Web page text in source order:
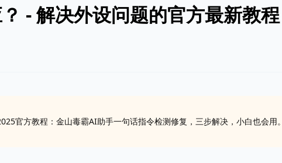
- 解决外设问题的官方最新教程
官方教程：金山毒霸AI助手一句话指令检测修复，三步解决，小白也会用。